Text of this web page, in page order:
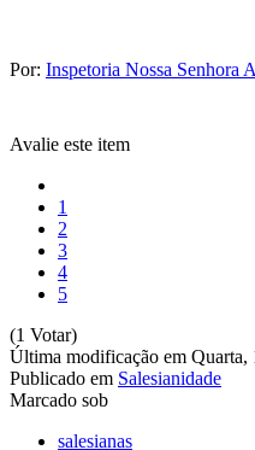
Por: Inspetoria Nossa Senhora
Avalie este item
1
2
3
4
5
(1 Votar)
Última modificação em
Publicado em Salesianidade
Marcado sob
salesianas